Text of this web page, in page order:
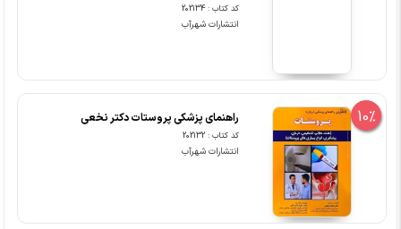
کد کتاب : 202134
انتشارات شهرآب
10% راهنمای پزشکی پروستات دکتر نخعی
کد کتاب : 202132
انتشارات شهرآب